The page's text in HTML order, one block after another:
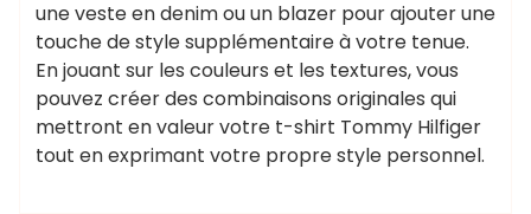
une veste en denim ou un blazer pour ajouter une
touche de style supplémentaire à votre tenue.
En jouant sur les couleurs et les textures, vous
pouvez créer des combinaisons originales qui
mettront en valeur votre t-shirt Tommy Hilfiger
tout en exprimant votre propre style personnel.